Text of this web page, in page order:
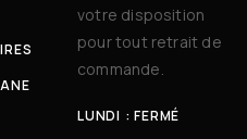
votre disposition
pour tout retrait de
commande.
LUNDI : FERMÉ